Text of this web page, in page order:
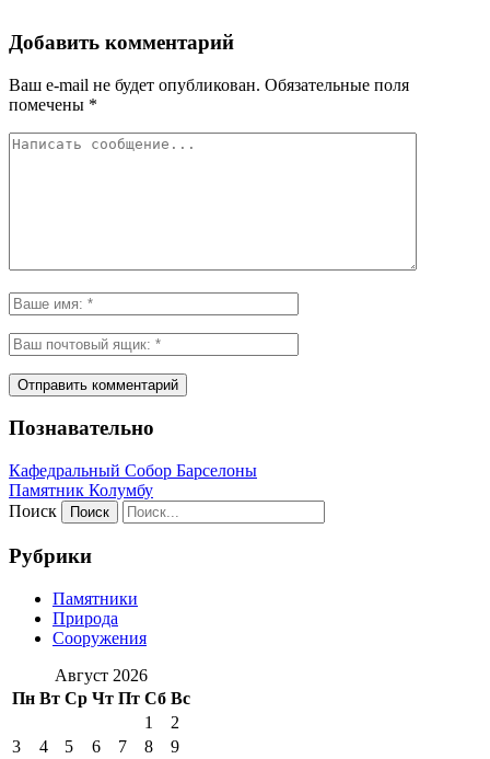
Добавить комментарий
Ваш e-mail не будет опубликован. Обязательные поля
помечены *
Познавательно
Кафeдрaльный Собор Барселоны
Пaмятник Колумбу
Поиск
Рубрики
Памятники
Природа
Сооружения
Август 2026
Пн Вт Ср Чт Пт Сб Вс
1
2
3
4 5 6 7 8
9